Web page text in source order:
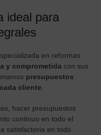
ideal para
en reformas
y comprometida con sus
presupuestos
cliente
hacer presupuestos
continuo en todo el
satisfactoria en todo